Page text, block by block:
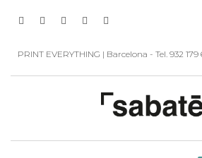
PRINT EVERYTHING | Barcelona - Tel. 932 179